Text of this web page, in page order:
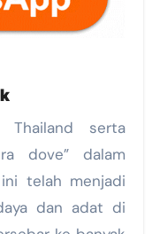
Thailand serta
dove” dalam
telah menjadi
dan adat di